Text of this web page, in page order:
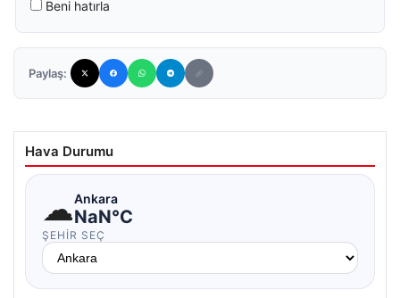
Beni hatırla
Paylaş:
Hava Durumu
☁Ankara
NaN°C
ŞEHIR SEÇ